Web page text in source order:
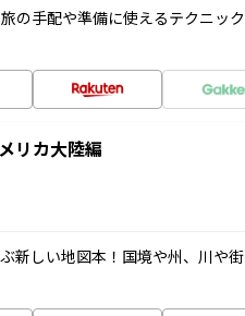
の手配や準備に使えるテクニッ
リカ大陸編
新しい地図本！国境や州、川や